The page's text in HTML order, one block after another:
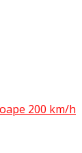
200 km/h